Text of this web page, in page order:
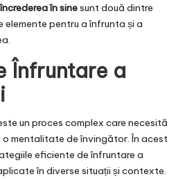
în sinesunt două dintre
elemente pentru a înfrunta și a
Înfruntare a
un proces complex care necesită
mentalitate de învingător. În acest
eficiente de înfruntare a
în diverse situații și contexte.